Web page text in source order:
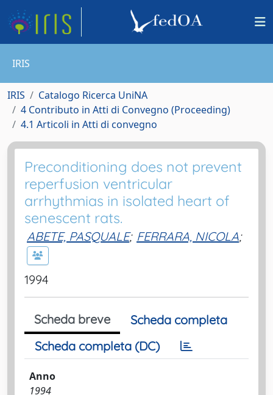
IRIS
IRIS
Catalogo Ricerca UniNA
4 Contributo in Atti di Convegno (Proceeding)
4.1 Articoli in Atti di convegno
Preconditioning does not prevent
reperfusion ventricular
arrhythmias in isolated heart of
senescent rats.
ABETE, PASQUALE; FERRARA, NICOLA;
1994
Scheda breve
Scheda completa
Scheda completa (DC)
Anno
1994